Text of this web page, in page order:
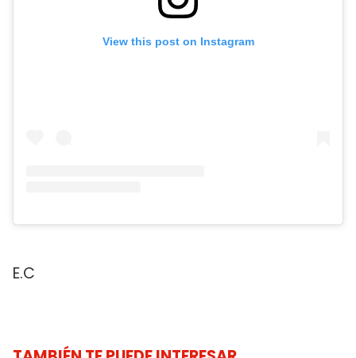
View this post on Instagram
E.C